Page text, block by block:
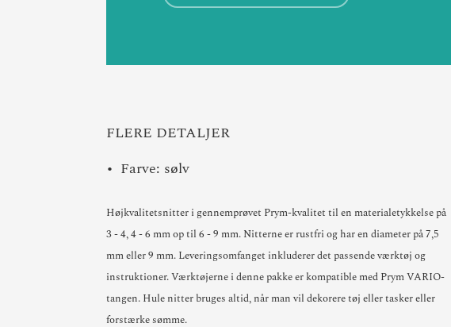
FLERE DETALJER
Farve: sølv
Højkvalitetsnitter i gennemprøvet Prym-kvalitet til en materialetykkelse på
3 - 4, 4 - 6 mm op til 6 - 9 mm. Nitterne er rustfri og har en diameter på 7,5
mm eller 9 mm. Leveringsomfanget inkluderer det passende værktøj og
instruktioner. Værktøjerne i denne pakke er kompatible med Prym VARIO-
tangen. Hule nitter bruges altid, når man vil dekorere tøj eller tasker eller
forstærke sømme.